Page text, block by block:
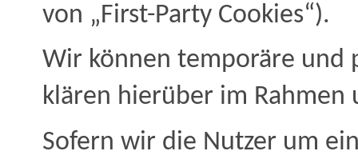
von „First-Party Cookies“).
Wir können temporäre und
klären hierüber im Rahmen
Sofern wir die Nutzer um